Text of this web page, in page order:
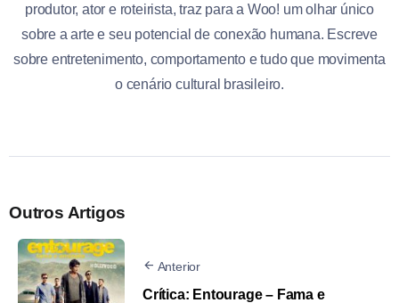
produtor, ator e roteirista, traz para a Woo! um olhar único
sobre a arte e seu potencial de conexão humana. Escreve
sobre entretenimento, comportamento e tudo que movimenta
o cenário cultural brasileiro.
Outros Artigos
Anterior
Crítica: Entourage – Fama e